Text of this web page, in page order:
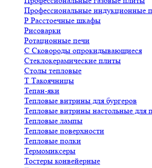
Профессиональные индукционные
Р Расстоечные шкафы
Рисоварки
Ротационные печи
С Сковороды опрокидывающиеся
Стеклокерамические плиты
Столы тепловые
Т Такоячницы
Тепан-яки
Тепловые витрины для бургеров
Тепловые витрины настольные для
Тепловые лампы
Тепловые поверхности
Тепловые полки
Термомиксеры
Тостеры конвейерные